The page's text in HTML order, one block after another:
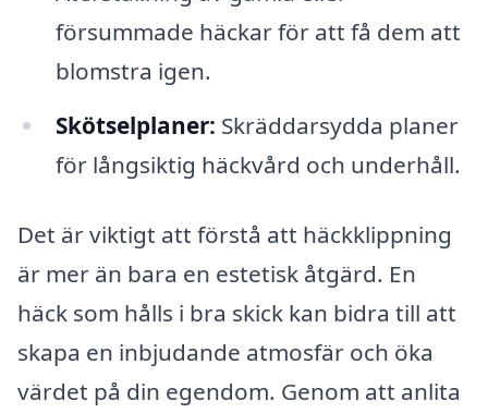
försummade häckar för att få dem att
blomstra igen.
Skötselplaner: Skräddarsydda planer
för långsiktig häckvård och underhåll.
Det är viktigt att förstå att häckklippning
är mer än bara en estetisk åtgärd. En
häck som hålls i bra skick kan bidra till att
skapa en inbjudande atmosfär och öka
värdet på din egendom. Genom att anlita